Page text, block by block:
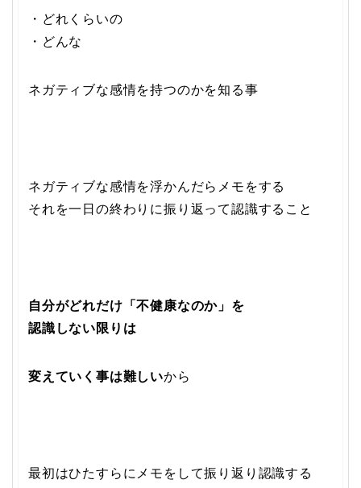
・どれくらいの
・どんな
ネガティブな感情を持つのかを知る事
ネガティブな感情を浮かんだらメモをする
それを一日の終わりに振り返って認識すること
自分がどれだけ「不健康なのか」を
認識しない限りは
変えていく事は難しいから
最初はひたすらにメモをして振り返り認識する